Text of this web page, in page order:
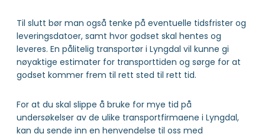
Til slutt bør man også tenke på eventuelle tidsfrister og
leveringsdatoer, samt hvor godset skal hentes og
leveres. En pålitelig transportør i Lyngdal vil kunne gi
nøyaktige estimater for transporttiden og sørge for at
godset kommer frem til rett sted til rett tid.
For at du skal slippe å bruke for mye tid på
undersøkelser av de ulike transportfirmaene i Lyngdal,
kan du sende inn en henvendelse til oss med